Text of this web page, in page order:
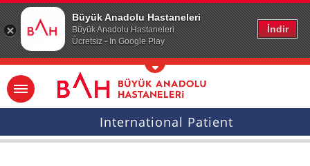
Büyük Anadolu Hastaneleri
Büyük Anadolu Hastaneleri
Ücretsiz - In Google Play
İndir
Ana icerige atla
International Patient